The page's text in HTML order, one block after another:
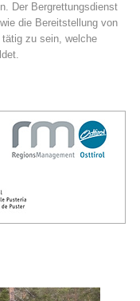
Der Bergrettungsdienst
die Bereitstellung von
zu sein, welche